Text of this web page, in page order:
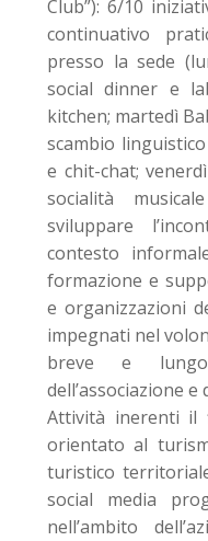
Club”): 6/10
continuativo
presso la sede
social dinner e
kitchen; martedì
scambio
e chit-chat;
socialità
sviluppare
contesto
formazione e
e organizzazioni
impegnati nel
breve e lungo
dell’associazione e
Attività inerenti il
orientato al
turistico
social media
nell’ambito